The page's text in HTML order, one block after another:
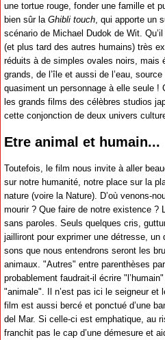
une tortue rouge, fonder une famille et
bien sûr la Ghibli touch, qui apporte un
scénario de Michael Dudok de Wit.
(et plus tard des autres humains) très
réduits à de simples ovales noirs, mais
grands, de l’île et aussi de l’eau,
quasiment un personnage à elle seule !
les grands films des célèbres studios
cette conjonction de deux univers
Etre animal et humain...
Toutefois, le film nous invite à aller
sur notre humanité, notre place sur la
nature (voire la Nature). D’où venons-
mourir ? Que faire de notre existence ?
sans paroles. Seuls quelques cris,
jailliront pour exprimer une détresse, un
sons que nous entendrons seront les
animaux. "Autres" entre parenthèses
probablement faudrait-il écrire
"animale". Il n’est pas ici le seigneur
film est aussi bercé et ponctué d’une
del Mar. Si celle-ci est emphatique, au
franchit pas le cap d’une démesure et